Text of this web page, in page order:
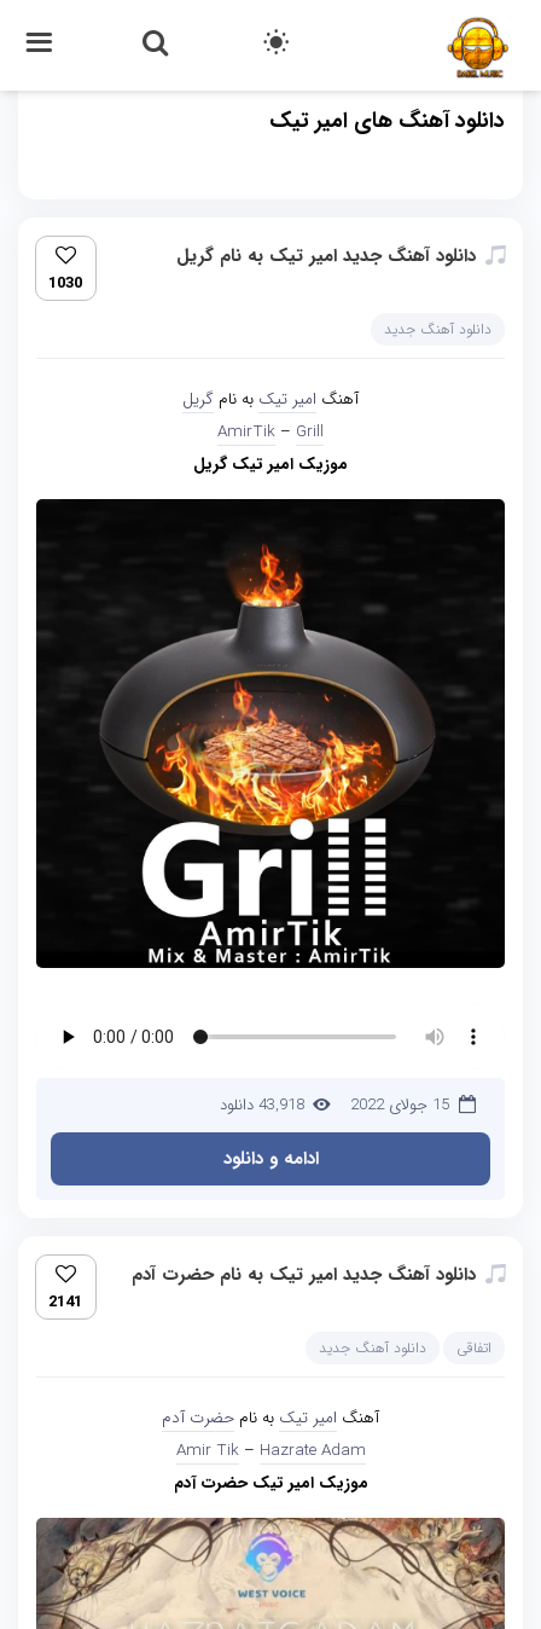
دانلود آهنگ های امیر تیک
دانلود آهنگ جدید امیر تیک به نام گریل
1030
دانلود آهنگ جدید
آهنگ امیر تیک به نام گریل
AmirTik – Grill
موزیک امیر تیک گریل
15 جولای 2022 43,918 دانلود
ادامه و دانلود
دانلود آهنگ جدید امیر تیک به نام حضرت آدم
2141
اتفاقی دانلود آهنگ جدید
آهنگ امیر تیک به نام حضرت آدم
Amir Tik– Hazrate Adam
موزیک امیر تیک حضرت آدم